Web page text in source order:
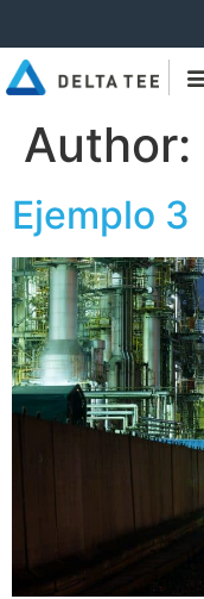
Author:
Ejemplo 3